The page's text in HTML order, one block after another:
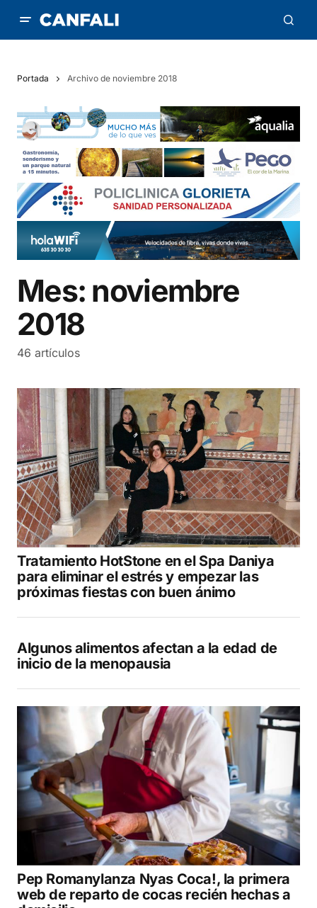
Portada Archivo de noviembre 2018
Mes: noviembre
2018
46 artículos
Tratamiento HotStone en el Spa Daniya
para eliminar el estrés y empezar las
próximas fiestas con buen ánimo
Algunos alimentos afectan a la edad de
inicio de la menopausia
Pep Romanylanza Nyas Coca!, la primera
web de reparto de cocas recién hechas a